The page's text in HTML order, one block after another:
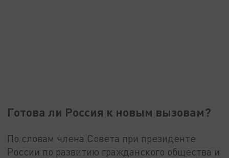
Готова ли Россия к новым вызовам?
По словам члена Совета при президенте
России по развитию гражданского общества и